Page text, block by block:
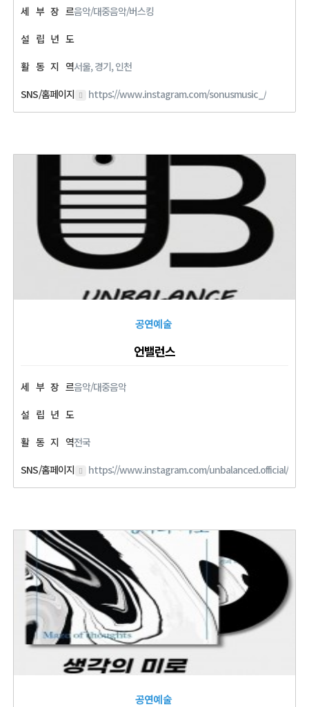
세 부 장 르음악/대중음악/버스킹
설 립 년 도
활 동 지 역서울, 경기, 인천
SNS/홈페이지
https://www.instagram.com/sonusmusic_/
공연예술
언밸런스
세 부 장 르음악/대중음악
설 립 년 도
활 동 지 역전국
SNS/홈페이지
https://www.instagram.com/unbalanced.official/
공연예술